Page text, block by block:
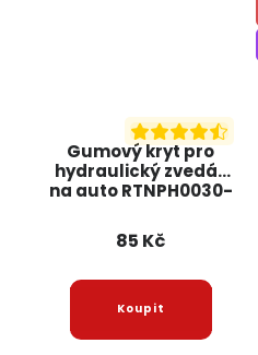
Gumový kryt pro
hydraulický zvedák
na auto RTNPH0030-
85 Kč